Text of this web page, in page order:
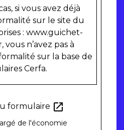
si vous avez déjà
sur le site du
: www.guichet-
vous n’avez pas à
sur la base de
Cerfa.
formulaire open_in_new
de l'économie